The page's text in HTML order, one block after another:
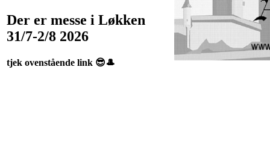
Der er messe i Løkken
31/7-2/8 2026
tjek ovenstående link 😎🎩